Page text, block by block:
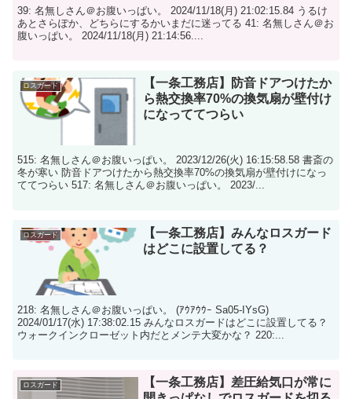
39: 名無しさん＠お腹いっぱい。 2024/11/18(月) 21:02:15.84 うるけ
あとさらぽか、どちらにするかいまだに迷ってる 41: 名無しさん＠お
腹いっぱい。 2024/11/18(月) 21:14:56....
ロスガード
【一条工務店】防音ドアつけたか
ら熱交換率70%の換気扇が壁付け
になっててつらい
515: 名無しさん＠お腹いっぱい。 2023/12/26(火) 16:15:58.58 書斎の
冬が寒い 防音ドアつけたから熱交換率70%の換気扇が壁付けになっ
ててつらい 517: 名無しさん＠お腹いっぱい。 2023/...
ロスガード
【一条工務店】みんなロスガード
はどこに設置してる？
218: 名無しさん＠お腹いっぱい。 (ｱｳｱｳｳｰ Sa05-IYsG)
2024/01/17(水) 17:38:02.15 みんなロスガードはどこに設置してる？
ウォークインクローゼット内だとメンテ大変かな？ 220:...
ロスガード
【一条工務店】差圧給気口が常に